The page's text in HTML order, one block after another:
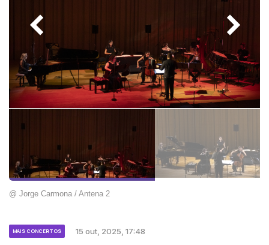
@ Jorge Carmona / Antena 2
MAIS CONCERTOS 15 out, 2025, 17:48